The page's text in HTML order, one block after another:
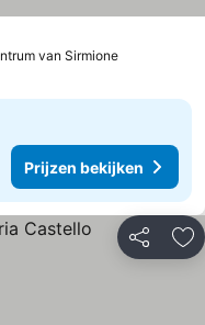
van Sirmione
Prijzen bekijken
Delen